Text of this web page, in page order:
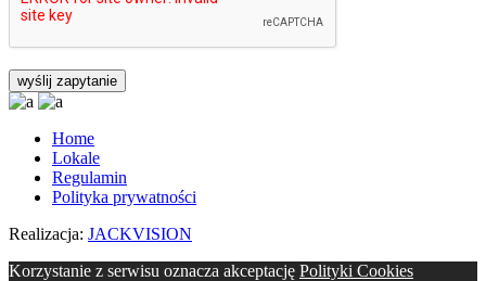
Home
Lokale
Regulamin
Polityka prywatności
Realizacja: JACKVISION
Korzystanie z serwisu oznacza akceptację Polityki Cookies